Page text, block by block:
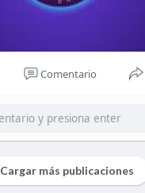
Comentario
Cargar más publicaciones